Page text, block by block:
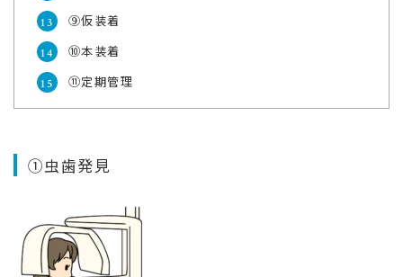
⑨仮装着
⑩本装着
⑪定期管理
①虫歯発見